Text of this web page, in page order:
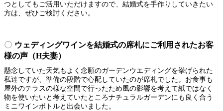
つとしてもご活用いただけますので、結婚式を手作りしていきたい
方は、ぜひご検討ください。
ウェディングワインを結婚式の席札にご利用されたお客
様の声（H夫妻）
懸念していた天気もよく念願のガーデンウエディングを挙げられた
私達ですが、準備の段階で心配していたのが席札でした。お食事も
屋外のテラスの様な空間で行ったため風の影響を考えて紙ではなく
物を使いたいと考えていたところナチュラルガーデンにも良く合う
ミニワインボトルと出会いました。